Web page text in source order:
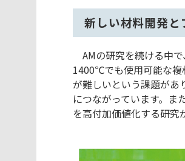
新しい材料開発
AMの研究を続ける中
1400℃でも使用可能な複
が難しいという課題があ
につながっています。
を高付加価値化する研究